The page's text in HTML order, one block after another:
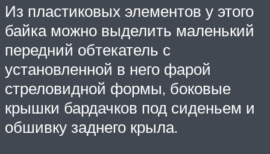
Из пластиковых элементов у этого
байка можно выделить маленький
передний обтекатель с
установленной в него фарой
стреловидной формы, боковые
крышки бардачков под сиденьем и
обшивку заднего крыла.